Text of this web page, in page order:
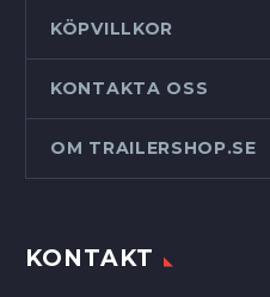
KÖPVILLKOR
KONTAKTA OSS
OM TRAILERSHOP.SE
KONTAKT